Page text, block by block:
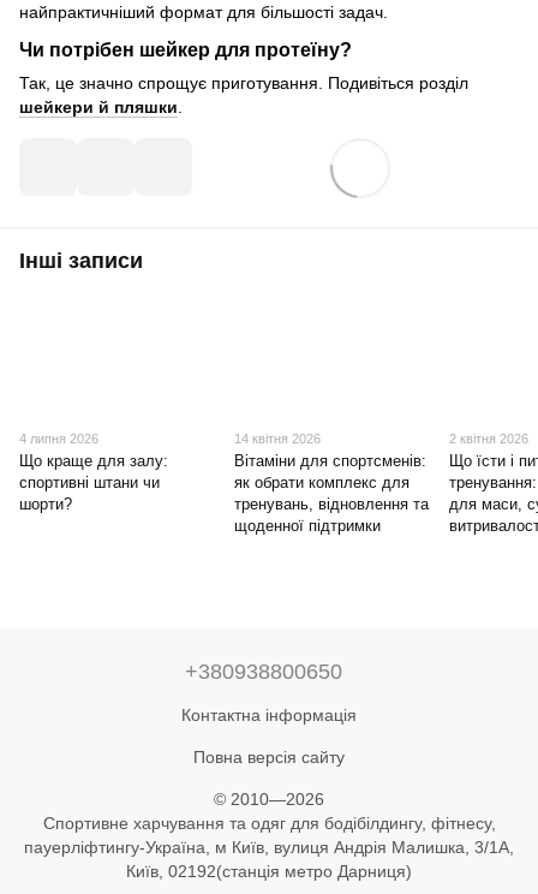
найпрактичніший формат для більшості задач.
Чи потрібен шейкер для протеїну?
Так, це значно спрощує приготування. Подивіться розділ
шейкери й пляшки
Інші записи
4 липня 2026
Що краще для залу:
спортивні штани чи
шорти?
14 квітня 2026
Вітаміни для спортсменів:
як обрати комплекс для
тренувань, відновлення та
щоденної підтримки
2 квітня 2026
Що їсти і
для маси,
+380938800650
Контактна інформація
Повна версія сайту
© 2010—2026
Спортивне харчування та одяг для бодібілдингу, фітнесу,
пауерліфтингу-Україна, м Київ, вулиця Андрія Малишка, 3/1А,
Київ, 02192(станція метро Дарниця)